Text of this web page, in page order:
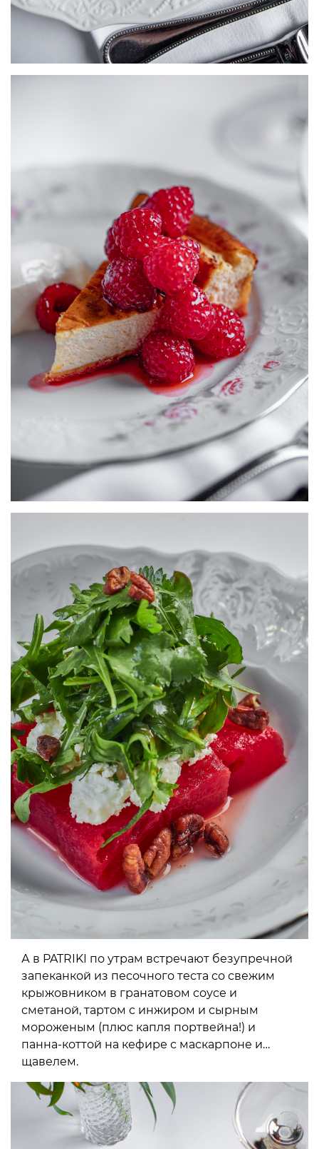
А в PATRIKI по утрам встречают безупречной
запеканкой из песочного теста со свежим
крыжовником в гранатовом соусе и
сметаной, тартом с инжиром и сырным
мороженым (плюс капля портвейна!) и
панна-коттой на кефире с маскарпоне и…
щавелем.